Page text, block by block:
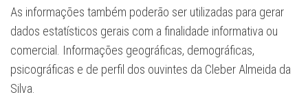
As informações também poderão ser utilizadas para gerar
dados estatísticos gerais com a finalidade informativa ou
comercial. Informações geográficas, demográficas,
psicográficas e de perfil dos ouvintes da Cleber Almeida da
Silva.